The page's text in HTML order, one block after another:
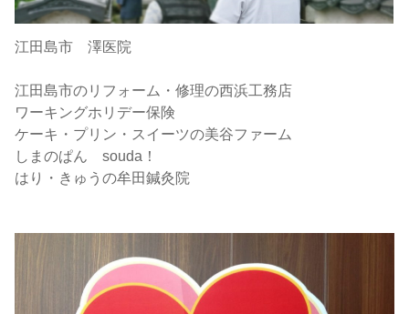
江田島市 澤医院
江田島市のリフォーム・修理の西浜工務店
ワーキングホリデー保険
ケーキ・プリン・スイーツの美谷ファーム
しまのぱん souda！
はり・きゅうの牟田鍼灸院